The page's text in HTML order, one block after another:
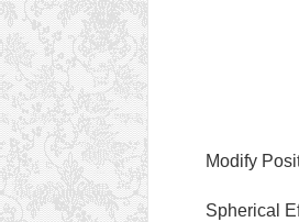
Modify
Spherical